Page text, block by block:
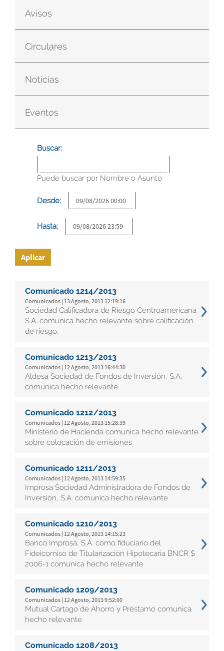
Avisos
Circulares
Noticias
Eventos
Buscar:
Puede buscar por Nombre o Asunto
Desde:
Hasta:
Aplicar
Comunicado 1214/2013
Comunicados | 13 Agosto, 2013 12:19:16
Sociedad Calificadora de Riesgo Centroamericana
S.A. comunica hecho relevante sobre calificación
de riesgo.
Comunicado 1213/2013
Comunicados | 12 Agosto, 2013 16:44:30
Aldesa Sociedad de Fondos de Inversión, S.A.
comunica hecho relevante
Comunicado 1212/2013
Comunicados | 12 Agosto, 2013 15:28:39
Ministerio de Hacienda comunica hecho relevante
sobre colocación de emisiones
Comunicado 1211/2013
Comunicados | 12 Agosto, 2013 14:59:35
Improsa Sociedad Administradora de Fondos de
Inversión, S.A. comunica hecho relevante
Comunicado 1210/2013
Comunicados | 12 Agosto, 2013 14:15:23
Banco Improsa, S.A. como fiduciario del
Fideicomiso de Titularización Hipotecaria BNCR $
2006-1 comunica hecho relevante
Comunicado 1209/2013
Comunicados | 12 Agosto, 2013 9:52:00
Mutual Cartago de Ahorro y Préstamo comunica
hecho relevante
Comunicado 1208/2013